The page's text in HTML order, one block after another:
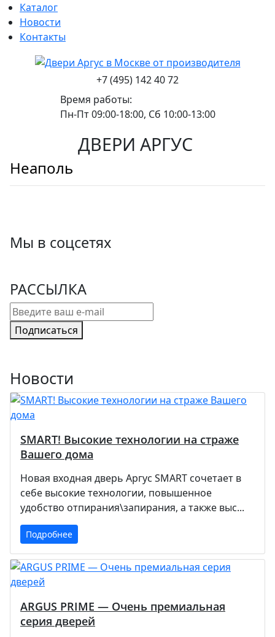
Каталог
Новости
Контакты
+7 (495) 142 40 72
Время работы:
Пн-Пт 09:00-18:00, Сб 10:00-13:00
ДВЕРИ АРГУС
Неаполь
Мы в соцсетях
РАССЫЛКА
Подписаться
Новости
SMART! Высокие технологии на страже
Вашего дома
Новая входная дверь Аргус SMART сочетает в
себе высокие технологии, повышенное
удобство отпирания\запирания, а также выс...
Подробнее
ARGUS PRIME — Очень премиальная
серия дверей